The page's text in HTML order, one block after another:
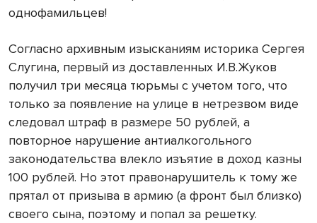
однофамильцев!
Согласно архивным изысканиям историка Сергея
Слугина, первый из доставленных И.В.Жуков
получил три месяца тюрьмы с учетом того, что
только за появление на улице в нетрезвом виде
следовал штраф в размере 50 рублей, а
повторное нарушение антиалкогольного
законодательства влекло изъятие в доход казны
100 рублей. Но этот правонарушитель к тому же
прятал от призыва в армию (а фронт был близко)
своего сына, поэтому и попал за решетку.